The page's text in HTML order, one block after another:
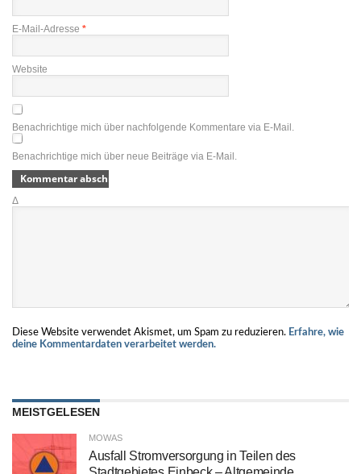
E-Mail-Adresse *
Website
Benachrichtige mich über nachfolgende Kommentare via E-Mail.
Benachrichtige mich über neue Beiträge via E-Mail.
Δ
Diese Website verwendet Akismet, um Spam zu reduzieren. Erfahre, wie
deine Kommentardaten verarbeitet werden.
MEISTGELESEN
MOWAS
Ausfall Stromversorgung in Teilen des